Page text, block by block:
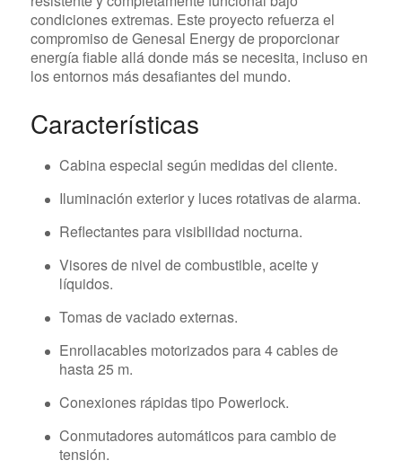
condiciones extremas. Este proyecto refuerza el
compromiso de Genesal Energy de proporcionar
energía fiable allá donde más se necesita, incluso en
los entornos más desafiantes del mundo.
Características
Cabina especial según medidas del cliente.
Iluminación exterior y luces rotativas de alarma.
Reflectantes para visibilidad nocturna.
Visores de nivel de combustible, aceite y
líquidos.
Tomas de vaciado externas.
Enrollacables motorizados para 4 cables de
hasta 25 m.
Conexiones rápidas tipo Powerlock.
Conmutadores automáticos para cambio de
tensión.